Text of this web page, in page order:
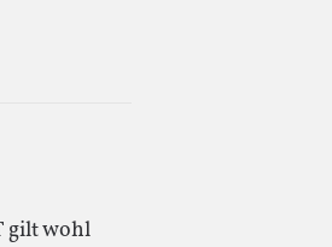
gilt wohl